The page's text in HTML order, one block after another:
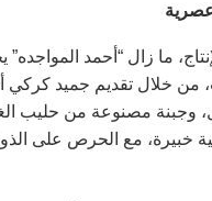
ما زال “أحمد
وجبنة مصنوعة من حليب
خبيرة، مع الحرص على